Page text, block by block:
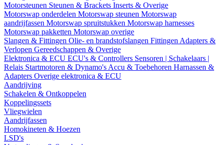
Motorsteunen Steunen & Brackets Inserts & Overige
Motorswap onderdelen Motorswap steunen Motorswap
aandrijfassen Motorswap spruitstukken Motorswap harnesses
Motorswap pakketten Motorswap overige
Slangen & Fittingen Olie- en brandstofslangen Fittingen Adapters &
Verlopen Gereedschappen & Overige
Elektronica & ECU ECU's & Controllers Sensoren | Schakelaars |
Relais Startmotoren & Dynamo's Accu & Toebehoren Harnassen &
Adapters Overige elektronica & ECU
Aandrijving
Schakelen & Ontkoppelen
Koppelingssets
Vliegwielen
Aandrijfassen
Homokineten & Hoezen
LSD's